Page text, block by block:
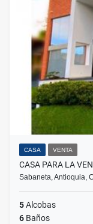
CASA VENTA
CASA PARA LA
Sabaneta, Antioquia,
5Alcobas
6 Baños